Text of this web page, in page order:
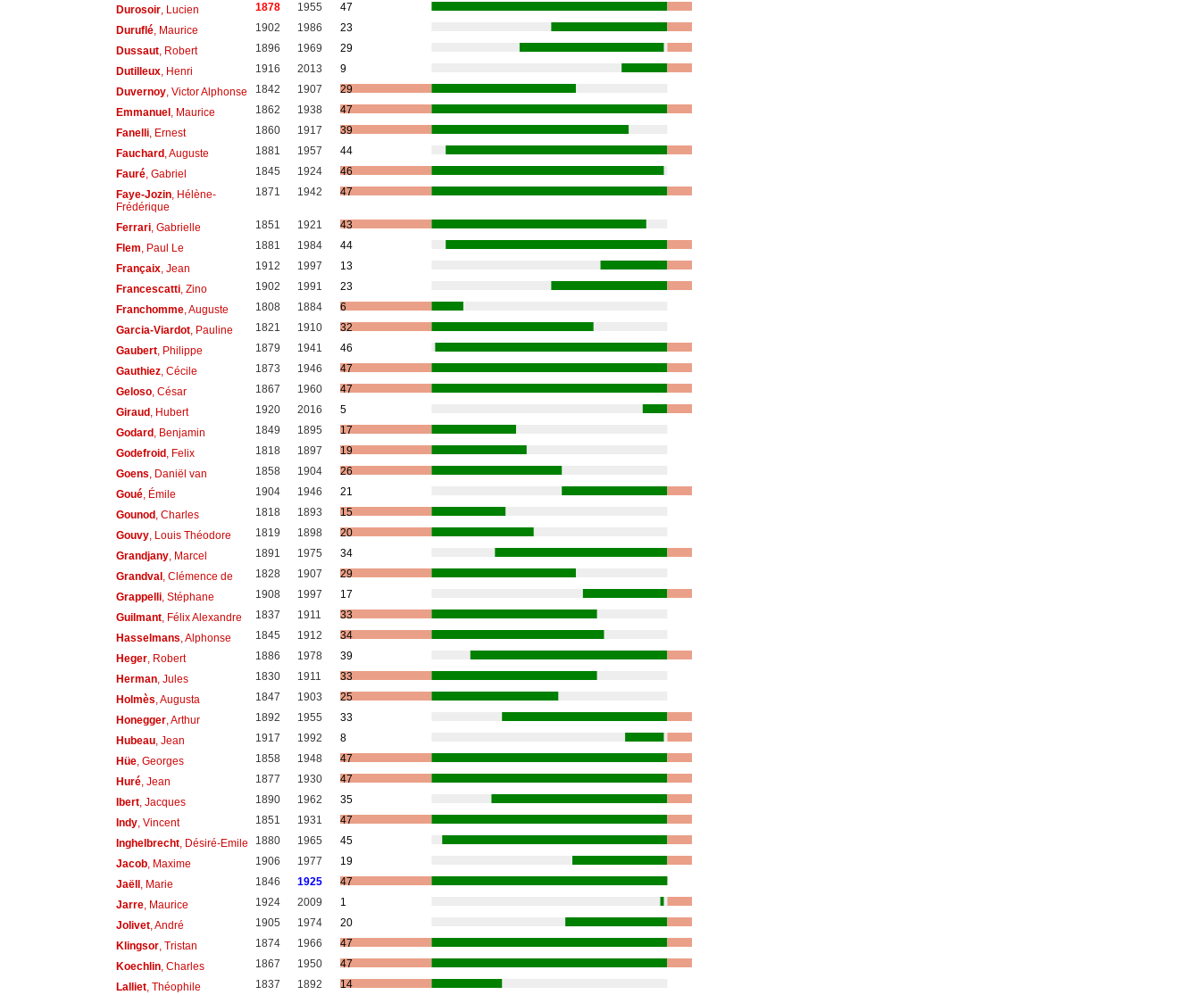
Durosoir, Lucien 1878 1955
47
Duruflé, Maurice 1902 1986
23
Dussaut, Robert 1896 1969
29
Dutilleux, Henri 1916 2013
9
Duvernoy, Victor Alphonse 1842 1907
29
Emmanuel, Maurice 1862 1938
47
Fanelli, Ernest 1860 1917
39
Fauchard, Auguste 1881 1957
44
Fauré, Gabriel 1845 1924
46
Faye-Jozin, Hélène-
Frédérique
1871 1942 47
Ferrari, Gabrielle 1851 1921
43
Flem , Paul Le 1881 1984
44
Françaix, Jean 1912 1997
13
Francescatti, Zino 1902 1991
23
Franchomme, Auguste 1808 1884
6
Garcia-Viardot, Pauline 1821 1910
32
Gaubert, Philippe 1879 1941
46
Gauthiez, Cécile 1873 1946
47
Geloso, César 1867 1960
47
Giraud, Hubert 1920 2016
5
Godard, Benjamin 1849 1895
17
Godefroid, Felix 1818 1897
19
Goens , Daniël van 1858 1904
26
Goué, Émile 1904 1946
21
Gounod, Charles 1818 1893
15
Gouvy, Louis Théodore 1819 1898
20
Grandjany, Marcel 1891 1975
34
Grandval, Clémence de 1828 1907
29
Grappelli, Stéphane 1908 1997
17
Guilmant, Félix Alexandre 1837 1911
33
Hasselmans , Alphonse 1845 1912
34
Heger, Robert 1886 1978
39
Herman, Jules 1830 1911
33
Holmès , Augusta 1847 1903
25
Honegger, Arthur 1892 1955
33
Hubeau, Jean 1917 1992
8
Hüe, Georges 1858 1948
47
Huré, Jean 1877 1930
47
Ibert, Jacques 1890 1962
35
Indy, Vincent 1851 1931
47
Inghelbrecht, Désiré-Emile 1880 1965
45
Jacob, Maxime 1906 1977
19
Jaëll, Marie 1846 1925
47
Jarre, Maurice 1924 2009
1
Jolivet, André 1905 1974
20
Klingsor, Tristan 1874 1966
47
Koechlin, Charles 1867 1950
47
Lalliet, Théophile 1837 1892 14